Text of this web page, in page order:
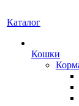
Каталог
Кошки